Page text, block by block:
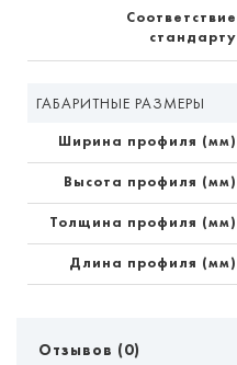
Соответствие
стандарту
ГАБАРИТНЫЕ РАЗМЕРЫ
Ширина профиля (мм)
Высота профиля (мм)
Толщина профиля (мм)
Длина профиля (мм)
Отзывов (0)